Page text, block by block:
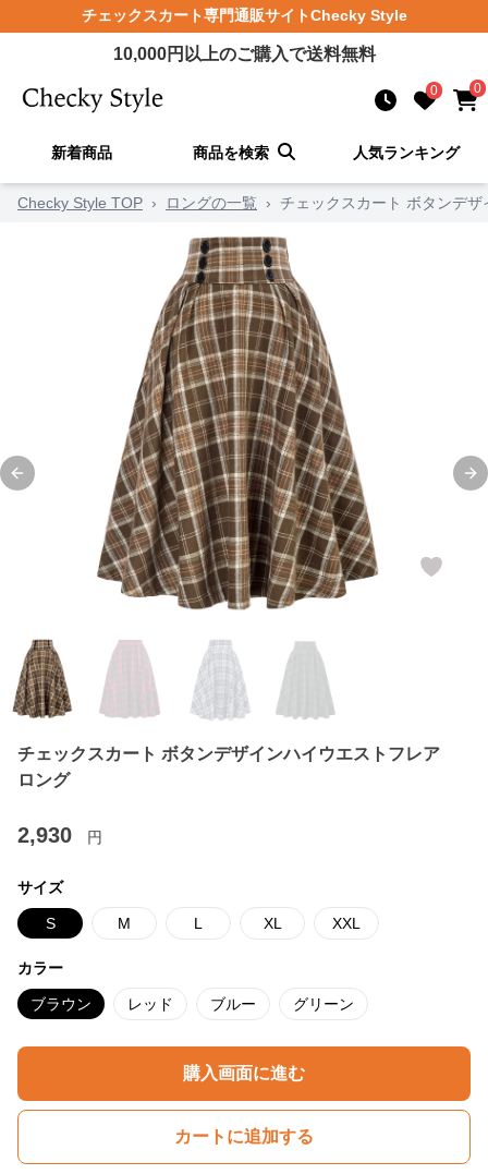
チェックスカート専門通販サイトChecky Style
10,000円以上のご購入で送料無料
0 0
新着商品 商品を検索 人気ランキング
Checky Style TOP › ロングの一覧 › チェックスカート ボタンデ
Previous slide
チェックスカート ボタンデザインハイウエストフレア
ロング
2,930 円
サイズ
S M L XL XXL
カラー
ブラウン レッド ブルー グリーン
購入画面に進む
カートに追加する